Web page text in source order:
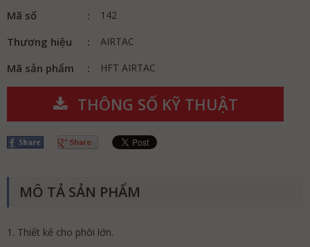
Mã số 142
Thương hiệu AIRTAC
Mã sản phẩm HFT AIRTAC
THÔNG SỐ KỸ THUẬT
MÔ TẢ SẢN PHẨM
1. Thiết kế cho phôi lớn.